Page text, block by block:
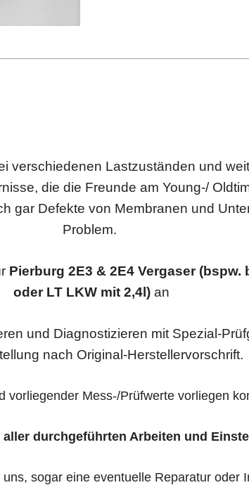
verschiedenen Lastzuständen und
die die Freunde am Young-/
gar Defekte von Membranen und
Problem.
Pierburg 2E3 & 2E4 Vergaser (bspw.
oder LT LKW mit 2,4l) an
und Diagnostizieren mit Spezial-
nach Original-Herstellervorschrift.
vorliegender Mess-/Prüfwerte vorliegen
durchgeführten Arbeiten und
sogar eine eventuelle Reparatur oder